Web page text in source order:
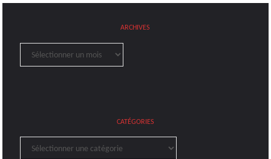
ARCHIVES
Archives
CATÉGORIES
Catégories